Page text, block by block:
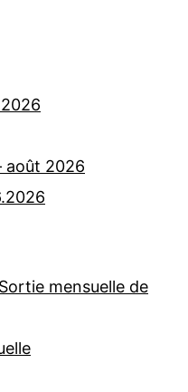
août 2026
Sortie mensuelle de